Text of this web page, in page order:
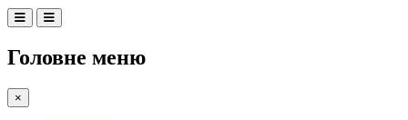
Головне меню
×